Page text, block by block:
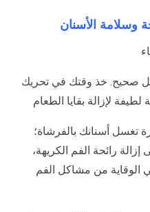
وسلامة الأسنان
صحيح. خذ وقتك في تحريك
لإزالة بقايا الطعام
أسنانك بالفرشاة؛
رائحة الفم الكريهة،
الوقاية من مشاكل الفم